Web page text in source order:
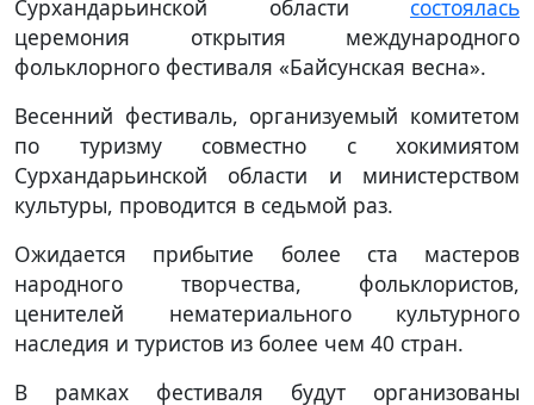
Сурхандарьинской области состоялась
церемония открытия международного
фольклорного фестиваля «Байсунская весна».
Весенний фестиваль, организуемый комитетом
по туризму совместно с хокимиятом
Сурхандарьинской области и министерством
культуры, проводится в седьмой раз.
Ожидается прибытие более ста мастеров
народного творчества, фольклористов,
ценителей нематериального культурного
наследия и туристов из более чем 40 стран.
В рамках фестиваля будут организованы